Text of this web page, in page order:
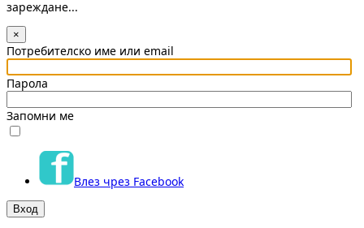
зареждане...
×
Потребителско име или email
Парола
Запомни ме
Влез чрез Facebook